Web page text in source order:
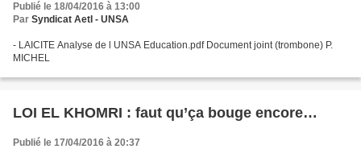
Publié le 18/04/2016 à 13:00
Par Syndicat AetI - UNSA
- LAICITE Analyse de l UNSA Education.pdf Document joint (trombone) P.
MICHEL
LOI EL KHOMRI : faut qu’ça bouge encore…
Publié le 17/04/2016 à 20:37